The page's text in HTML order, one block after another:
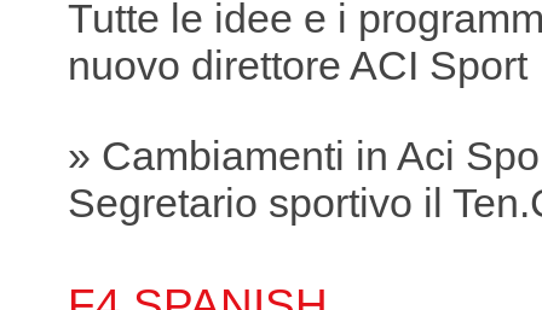
Tutte le idee e i
nuovo direttore ACI Sport
» Cambiamenti in Aci
Segretario sportivo il